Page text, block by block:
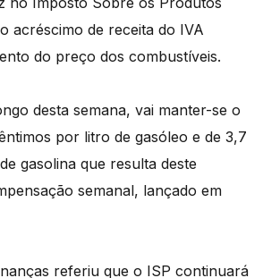
acréscimo de receita do IVA
do preço dos combustíveis.
desta semana, vai manter-se o
por litro de gasóleo e de 3,7
gasolina que resulta deste
semanal, lançado em
referiu que o ISP continuará